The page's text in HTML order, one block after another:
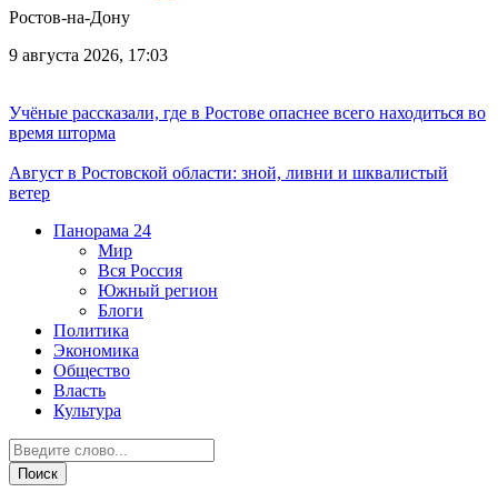
Ростов-на-Дону
9 августа 2026, 17:03
Учёные рассказали, где в Ростове опаснее всего находиться во
время шторма
Август в Ростовской области: зной, ливни и шквалистый
ветер
Панорама 24
Мир
Вся Россия
Южный регион
Блоги
Политика
Экономика
Общество
Власть
Культура